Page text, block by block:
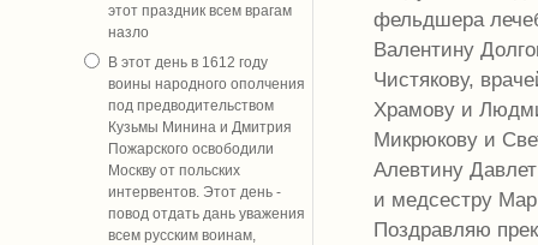
этот праздник всем врагам
назло
В этот день в 1612 году
воины народного ополчения
под предводительством
Кузьмы Минина и Дмитрия
Пожарского освободили
Москву от польских
интервентов. Этот день -
повод отдать дань уважения
всем русским воинам,
фельдшера
Валентину
Чистякову,
Храмову и
Микрюкову и
Алевтину
и медсестру
Поздравляю